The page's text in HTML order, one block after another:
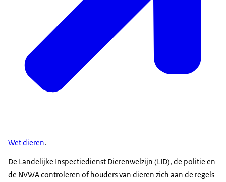
Wet dieren.
De Landelijke Inspectiedienst Dierenwelzijn (LID), de politie en
de NVWA controleren of houders van dieren zich aan de regels